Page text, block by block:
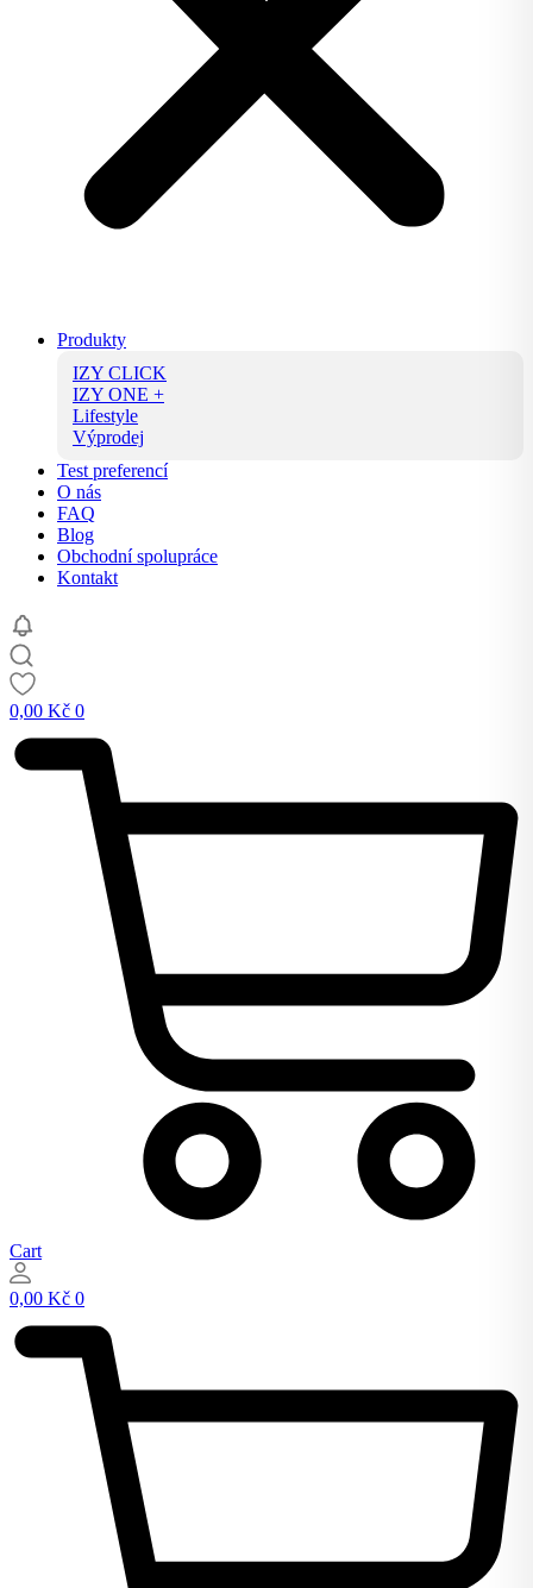
Produkty
IZY CLICK
IZY ONE +
Lifestyle
Výprodej
Test preferencí
O nás
FAQ
Blog
Obchodní spolupráce
Kontakt
0,00 Kč 0
Cart
0,00 Kč 0